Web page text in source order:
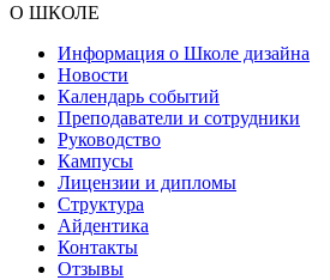
О ШКОЛЕ
Информация о Школе дизайна
Новости
Календарь событий
Преподаватели и сотрудники
Руководство
Кампусы
Лицензии и дипломы
Структура
Айдентика
Контакты
Отзывы